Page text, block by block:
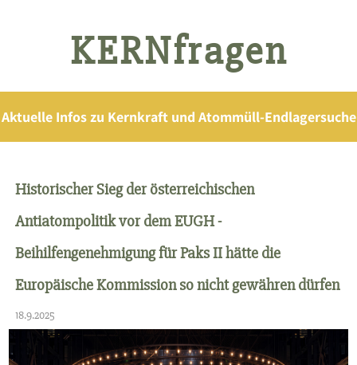
KERNfragen
Aktuelle Infos zu Kernkraft und Atommüll-Endlagersuche
Historischer Sieg der österreichischen
Antiatompolitik vor dem EUGH -
Beihilfengenehmigung für Paks II hätte die
Europäische Kommission so nicht gewähren dürfen
18.9.2025